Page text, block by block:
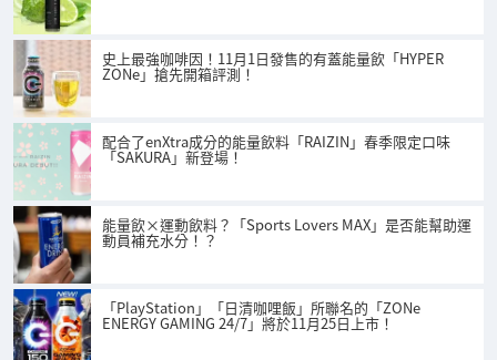
史上最強咖啡因！11月1日發售的有蓋能量飲「HYPER
ZONe」搶先開箱評測！
配合了enXtra成分的能量飲料「RAIZIN」春季限定口味
「SAKURA」新登場！
能量飲×運動飲料？「Sports Lovers MAX」是否能幫助運
動員補充水分！？
「PlayStation」「日清咖哩飯」所聯名的「ZONe
ENERGY GAMING 24/7」將於11月25日上市！